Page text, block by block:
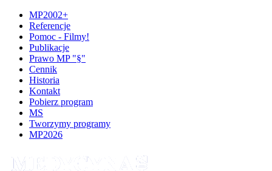
MP2002+
Referencje
Pomoc - Filmy!
Publikacje
Prawo MP "§"
Cennik
Historia
Kontakt
Pobierz program
MS
Tworzymy programy
MP2026